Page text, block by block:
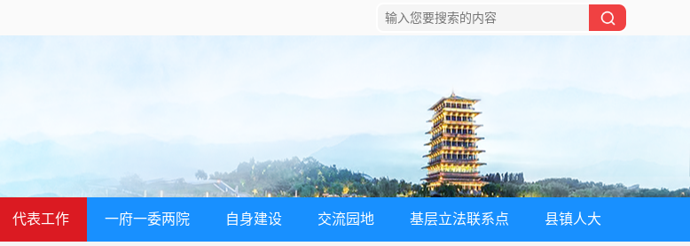
代表工作 一府一委两院 自身建设 交流园地 基层立法联系点 县镇人大